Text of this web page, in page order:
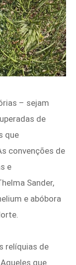
– sejam
de
que
convenções de
e
Sander,
e abóbora
relíquias de
que